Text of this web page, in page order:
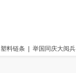
塑料链条 举国同庆大阅兵